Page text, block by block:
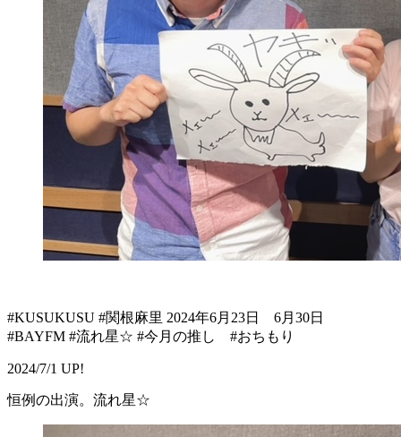
#KUSUKUSU #関根麻里 2024年6月23日 6月30日
#BAYFM #流れ星☆ #今月の推し #おちもり
2024/7/1 UP!
恒例の出演。流れ星☆